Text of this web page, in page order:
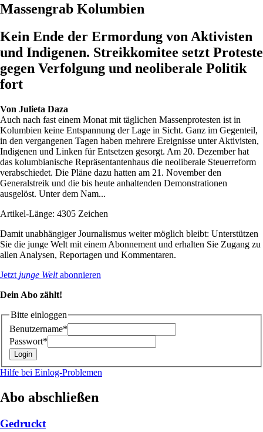
Massengrab Kolumbien
Kein Ende der Ermordung von Aktivisten
und Indigenen. Streikkomitee setzt Proteste
gegen Verfolgung und neoliberale Politik
fort
Von Julieta Daza
Auch nach fast einem Monat mit täglichen Massenprotesten ist in
Kolumbien keine Entspannung der Lage in Sicht. Ganz im Gegenteil,
in den vergangenen Tagen haben mehrere Ereignisse unter Aktivisten,
Indigenen und Linken für Entsetzen gesorgt. Am 20. Dezember hat
das kolumbianische Repräsentantenhaus die neoliberale Steuerreform
verabschiedet. Die Pläne dazu hatten am 21. November den
Generalstreik und die bis heute anhaltenden Demonstrationen
ausgelöst. Unter dem Nam...
Artikel-Länge: 4305 Zeichen
Damit unabhängiger Journalismus weiter möglich bleibt: Unterstützen
Sie die junge Welt mit einem Abonnement und erhalten Sie Zugang zu
allen Analysen, Reportagen und Kommentaren.
Jetzt junge Weltabonnieren
Dein Abo zählt!
Bitte einloggen
Benutzername*
Passwort*
Hilfe bei Einlog-Problemen
Abo abschließen
Gedruckt